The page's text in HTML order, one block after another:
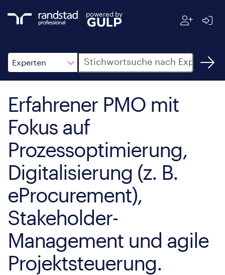
powered by
Experten
Suche
Erfahrener PMO mit
Fokus auf
Prozessoptimierung,
Digitalisierung (z. B.
eProcurement),
Stakeholder-
Management und agile
Projektsteuerung.